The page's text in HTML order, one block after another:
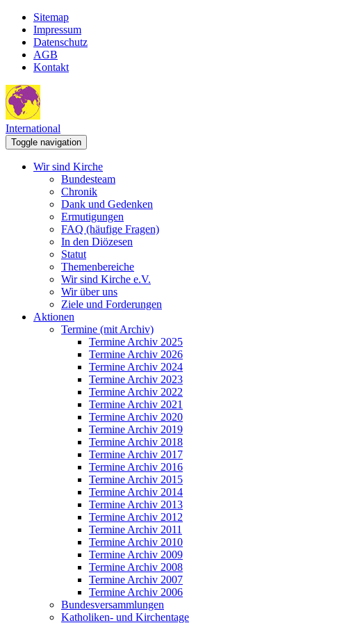
Sitemap
Impressum
Datenschutz
AGB
Kontakt
International
Toggle navigation
Wir sind Kirche
Bundesteam
Chronik
Dank und Gedenken
Ermutigungen
FAQ (häufige Fragen)
In den Diözesen
Statut
Themenbereiche
Wir sind Kirche e.V.
Wir über uns
Ziele und Forderungen
Aktionen
Termine (mit Archiv)
Termine Archiv 2025
Termine Archiv 2026
Termine Archiv 2024
Termine Archiv 2023
Termine Archiv 2022
Termine Archiv 2021
Termine Archiv 2020
Termine Archiv 2019
Termine Archiv 2018
Termine Archiv 2017
Termine Archiv 2016
Termine Archiv 2015
Termine Archiv 2014
Termine Archiv 2013
Termine Archiv 2012
Termine Archiv 2011
Termine Archiv 2010
Termine Archiv 2009
Termine Archiv 2008
Termine Archiv 2007
Termine Archiv 2006
Bundesversammlungen
Katholiken- und Kirchentage